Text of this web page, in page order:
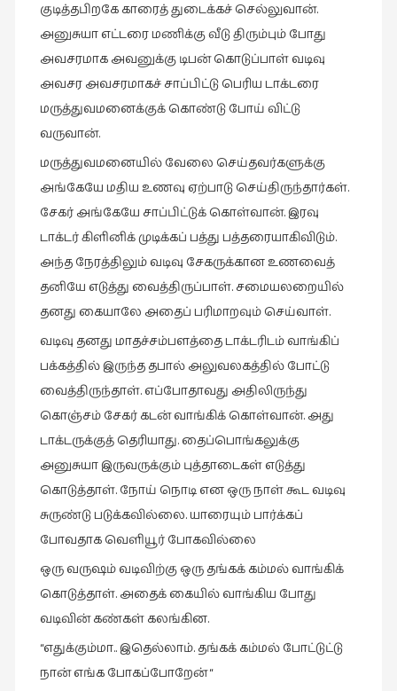
குடித்தபிறகே காரைத் துடைக்கச் செல்லுவான்.
அனுசுயா எட்டரை மணிக்கு வீடு திரும்பும் போது
அவசரமாக அவனுக்கு டிபன் கொடுப்பாள் வடிவு
அவசர அவசரமாகச் சாப்பிட்டு பெரிய டாக்டரை
மருத்துவமனைக்குக் கொண்டு போய் விட்டு
வருவான்.
மருத்துவமனையில் வேலை செய்தவர்களுக்கு
அங்கேயே மதிய உணவு ஏற்பாடு செய்திருந்தார்கள்.
சேகர் அங்கேயே சாப்பிட்டுக் கொள்வான். இரவு
டாக்டர் கிளினிக் முடிக்கப் பத்து பத்தரையாகிவிடும்.
அந்த நேரத்திலும் வடிவு சேகருக்கான உணவைத்
தனியே எடுத்து வைத்திருப்பாள். சமையலறையில்
தனது கையாலே அதைப் பரிமாறவும் செய்வாள்.
வடிவு தனது மாதச்சம்பளத்தை டாக்டரிடம் வாங்கிப்
பக்கத்தில் இருந்த தபால் அலுவலகத்தில் போட்டு
வைத்திருந்தாள். எப்போதாவது அதிலிருந்து
கொஞ்சம் சேகர் கடன் வாங்கிக் கொள்வான். அது
டாக்டருக்குத் தெரியாது. தைப்பொங்கலுக்கு
அனுசுயா இருவருக்கும் புத்தாடைகள் எடுத்து
கொடுத்தாள். நோய் நொடி என ஒரு நாள் கூட வடிவு
சுருண்டு படுக்கவில்லை. யாரையும் பார்க்கப்
போவதாக வெளியூர் போகவில்லை
ஒரு வருஷம் வடிவிற்கு ஒரு தங்கக் கம்மல் வாங்கிக்
கொடுத்தாள். அதைக் கையில் வாங்கிய போது
வடிவின் கண்கள் கலங்கின.
“எதுக்கும்மா.. இதெல்லாம். தங்கக் கம்மல் போட்டுட்டு
நான் எங்க போகப்போறேன் “